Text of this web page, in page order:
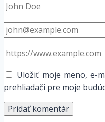
Uložiť moje meno, e-
prehliadači pre moje